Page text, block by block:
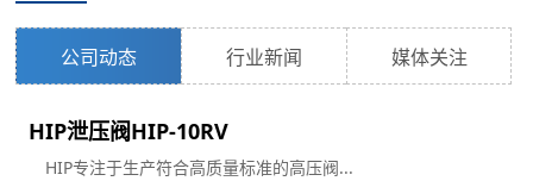
公司动态 行业新闻 媒体关注
HIP泄压阀HIP-10RV
HIP专注于生产符合高质量标准的高压阀...